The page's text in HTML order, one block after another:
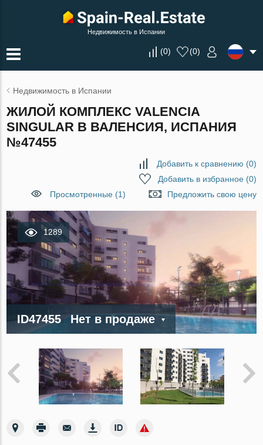
Недвижимость в Испании
(0) (0)
Недвижимость в Испании
ЖИЛОЙ КОМПЛЕКС VALENCIA
SINGULAR В ВАЛЕНСИЯ, ИСПАНИЯ
№47455
Добавить к сравнению (0)
Добавить в избранное(0)
Просмотренные (1)
Предложить свою цену
1289
ID47455 Нет в продаже